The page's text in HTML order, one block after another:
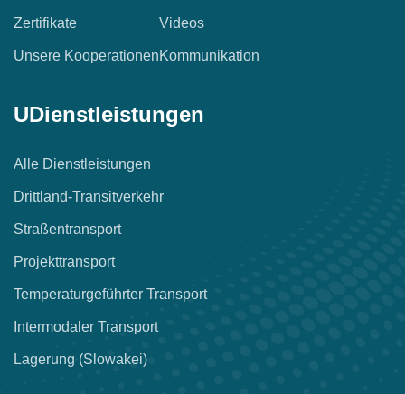
Zertifikate
Unsere Kooperationen
Videos
Kommunikation
UDienstleistungen
Alle Dienstleistungen
Drittland-Transitverkehr
Straßentransport
Projekttransport
Temperaturgeführter Transport
Intermodaler Transport
Lagerung (Slowakei)